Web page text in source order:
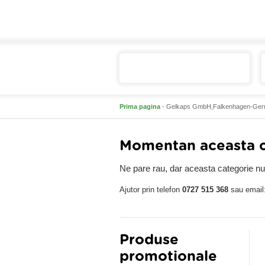
Prima pagina - Gelkaps GmbH,Falkenhagen-
Momentan aceasta
Ne pare rau, dar aceasta categorie
Ajutor prin telefon 0727 515 368 sau email:
Produse
promotionale